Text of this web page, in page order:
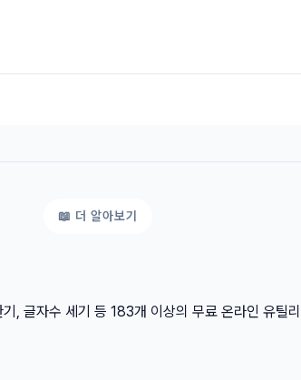
, 글자수 세기 등 183개 이상의 무료 온라인 유틸